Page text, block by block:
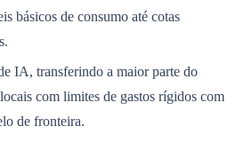
básicos de consumo até cotas
IA, transferindo a maior parte do
com limites de gastos rígidos com
de fronteira.